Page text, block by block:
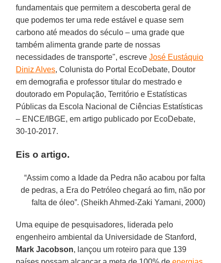
fundamentais que permitem a descoberta geral de
que podemos ter uma rede estável e quase sem
carbono até meados do século – uma grade que
também alimenta grande parte de nossas
necessidades de transporte", escreveJosé Eustáquio
Diniz Alves, Colunista do Portal EcoDebate, Doutor
em demografia e professor titular do mestrado e
doutorado em População, Território e Estatísticas
Públicas da Escola Nacional de Ciências Estatísticas
– ENCE/IBGE, em artigo publicado por EcoDebate,
30-10-2017.
Eis o artigo.
“Assim como a Idade da Pedra não acabou por falta
de pedras, a Era do Petróleo chegará ao fim, não por
falta de óleo”. (Sheikh Ahmed-Zaki Yamani, 2000)
Uma equipe de pesquisadores, liderada pelo
engenheiro ambiental da Universidade de Stanford,
Mark Jacobson, lançou um roteiro para que 139